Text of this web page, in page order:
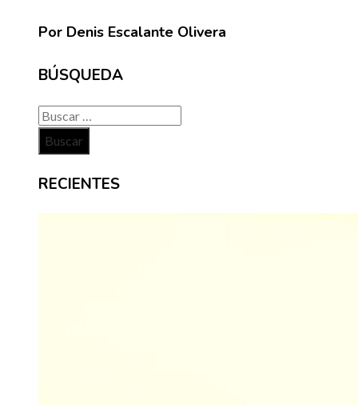
Por Denis Escalante Olivera
BÚSQUEDA
Buscar:
RECIENTES